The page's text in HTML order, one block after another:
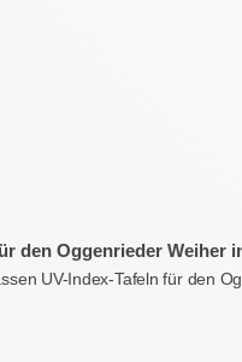
den Oggenrieder Weiher
UV-Index-Tafeln für den